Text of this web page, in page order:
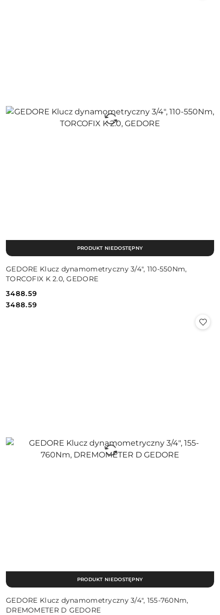
GEDORE Klucz dynamometryczny 3/4", 110-550Nm,
TORCOFIX K 2.0, GEDORE
Cena:
3488.59
Cena:
3488.59
PRODUKT NIEDOSTĘPNY
GEDORE Klucz dynamometryczny 3/4", 155-760Nm,
DREMOMETER D GEDORE
PRODUKT NIEDOSTĘPNY